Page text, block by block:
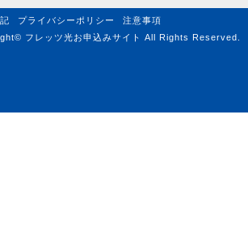
プライバシーポリシー
注意事項
フレッツ光お申込みサイト All Rights Reserved.